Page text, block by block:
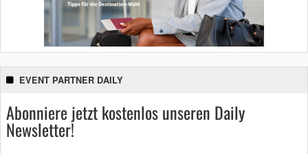
EVENT PARTNER DAILY
Abonniere jetzt kostenlos unseren Daily
Newsletter!